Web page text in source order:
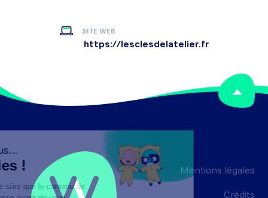
SITE WEB
https://lesclesdelatelier.fr
Mentions légales
Crédits